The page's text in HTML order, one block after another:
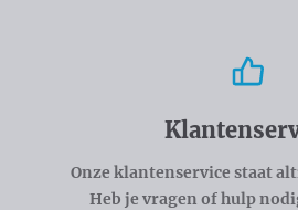
Onze klantenservice staat
Heb je vragen of hulp